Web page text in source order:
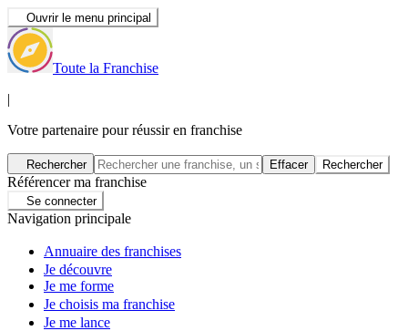
Ouvrir le menu principal
Toute la Franchise
|
Votre partenaire pour réussir en franchise
Rechercher Effacer Rechercher
Référencer ma franchise
Se connecter
Navigation principale
Annuaire des franchises
Je découvre
Je me forme
Je choisis ma franchise
Je me lance